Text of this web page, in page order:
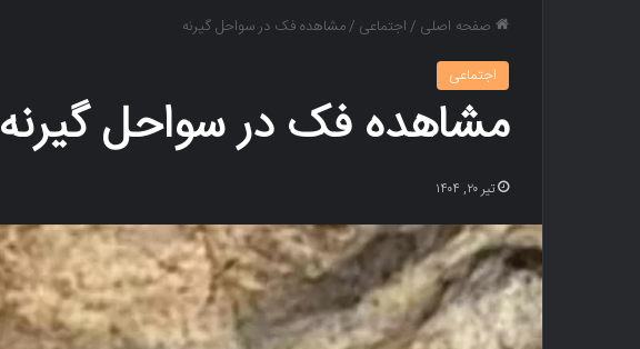
صفحه اصلی /اجتماعی /مشاهده فک در سواحل گیرنه
اجتماعی
مشاهده فک در سواحل گیرنه
تیر ۲۰, ۱۴۰۴